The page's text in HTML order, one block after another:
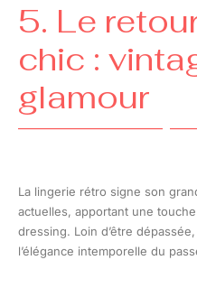
5. Le
chic :
glamour
La lingerie rétro signe son
actuelles, apportant une
dressing. Loin d’être
l’élégance intemporelle du